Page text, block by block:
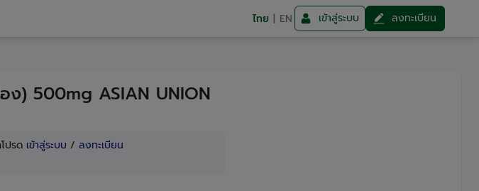
ไทย | EN เข้าสู่ระบบ ลงทะเบียน
ง) 500mg ASIAN UNION
โปรด เข้าสู่ระบบ / ลงทะเบียน